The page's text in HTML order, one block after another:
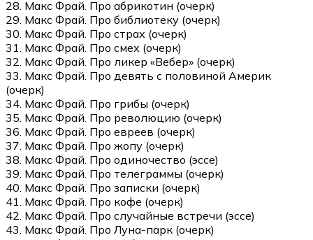
28. Макс Фрай. Про абрикотин (очерк)
29. Макс Фрай. Про библиотеку (очерк)
30. Макс Фрай. Про страх (очерк)
31. Макс Фрай. Про смех (очерк)
32. Макс Фрай. Про ликер «Вебер» (очерк)
33. Макс Фрай. Про девять с половиной Америк
(очерк)
34. Макс Фрай. Про грибы (очерк)
35. Макс Фрай. Про революцию (очерк)
36. Макс Фрай. Про евреев (очерк)
37. Макс Фрай. Про жопу (очерк)
38. Макс Фрай. Про одиночество (эссе)
39. Макс Фрай. Про телеграммы (очерк)
40. Макс Фрай. Про записки (очерк)
41. Макс Фрай. Про кофе (очерк)
42. Макс Фрай. Про случайные встречи (эссе)
43. Макс Фрай. Про Луна-парк (очерк)